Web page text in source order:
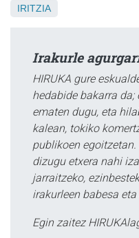
IRITZIA
Irakurle
HIRUKA gure
hedabide bakarra da;
ematen dugu, eta
kalean, tokiko
publikoen
dizugu etxera nahi
jarraitzeko,
irakurleen babesa
Egin zaitez